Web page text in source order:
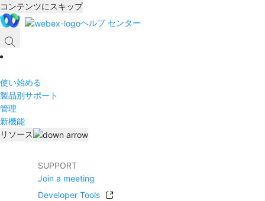
コンテンツにスキップ
ヘルプ センター
使い始める
製品別サポート
管理
新機能
リソース
SUPPORT
Join a meeting
Developer Tools